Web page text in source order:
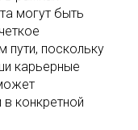
могут быть
пути, поскольку
карьерные
конкретной